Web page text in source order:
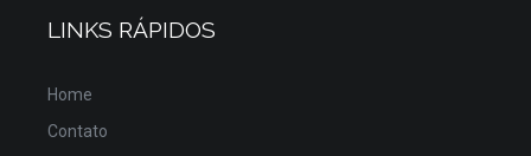
LINKS RÁPIDOS
Home
Contato